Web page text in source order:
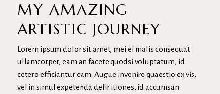
MY AMAZING
ARTISTIC JOURNEY
Lorem ipsum dolor sit amet, mei ei malis consequat
ullamcorper, eam an facete quodsi voluptatum, id
cetero efficiantur eam. Augue invenire quaestio ex vis,
vel in simul expetenda definitiones, id accumsan